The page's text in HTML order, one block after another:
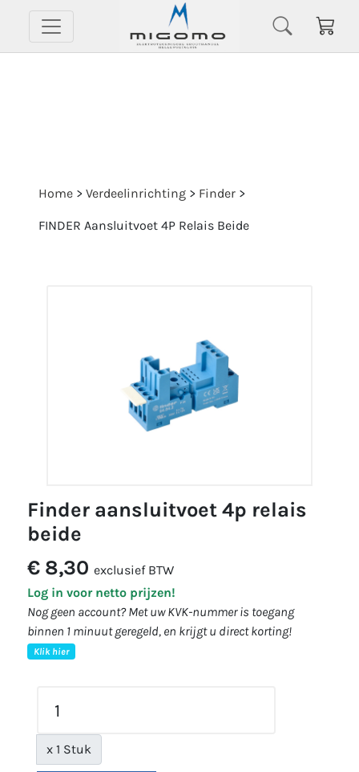
Home > Verdeelinrichting > Finder >
FINDER Aansluitvoet 4P Relais Beide
finder aansluitvoet 4p relais
beide
€ 8,30 exclusief BTW
Log in voor netto prijzen!
Nog geen account? Met uw KVK-nummer is toegang
binnen 1 minuut geregeld, en krijgt u direct korting!
Klik hier
x 1 Stuk